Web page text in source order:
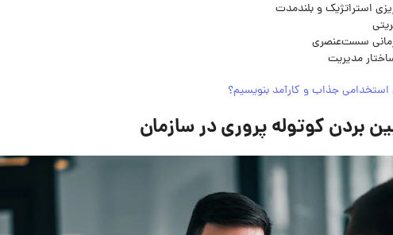
استراتژیک و بلندمدت
سست‌عنصری
مدیریت
جذاب و کارآمد بنویسیم؟
بردن کوتوله پروری در سازمان